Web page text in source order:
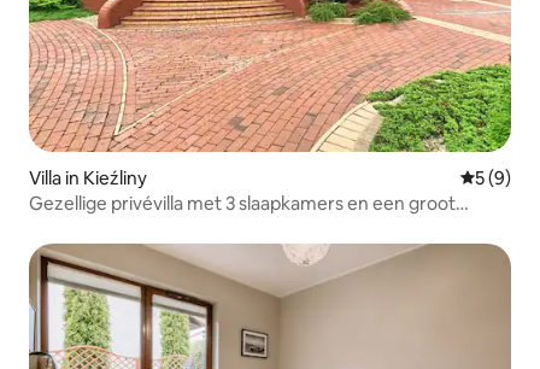
Villa in Kieźliny
5 (9)
Gezellige privévilla met 3 slaapkamers en een groot